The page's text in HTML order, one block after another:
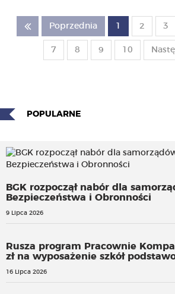
Poprzednia 2 3
7 8 9 10
POPULARNE
BGK rozpoczął nabór dla
Bezpieczeństwa i Obronności
9 Lipca 2026
Rusza program Pracownie
zł na wyposażenie szkół
16 Lipca 2026